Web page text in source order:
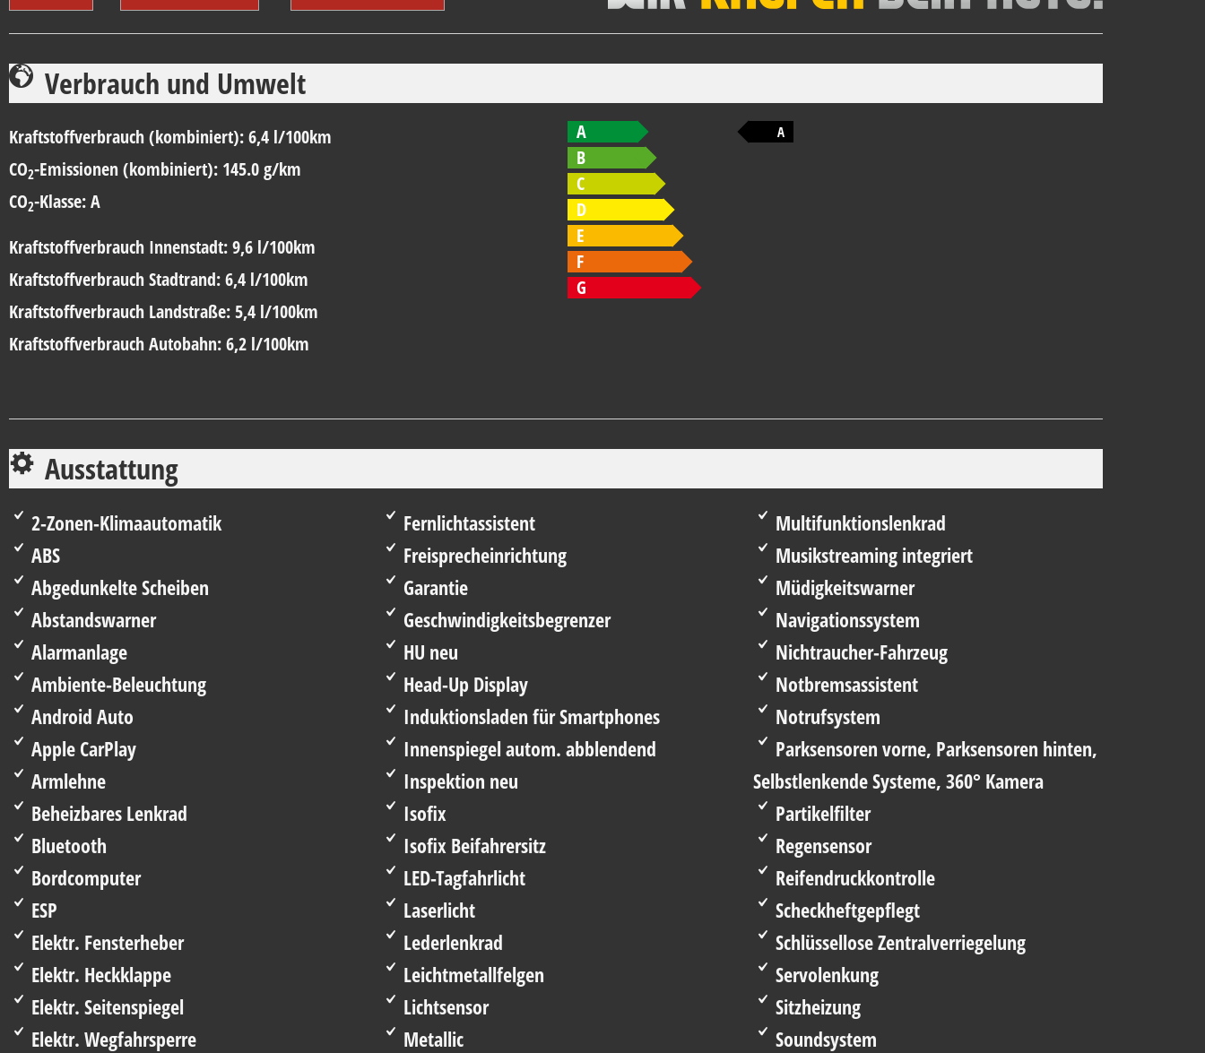
Verbrauch und Umwelt
Kraftstoffverbrauch (kombiniert):6,4 l/100km
CO2-Emissionen (kombiniert): 145.0 g/km
CO2-Klasse:A
Kraftstoffverbrauch Innenstadt:9,6 l/100km
Kraftstoffverbrauch Stadtrand:6,4 l/100km
Kraftstoffverbrauch Landstraße:5,4 l/100km
Kraftstoffverbrauch Autobahn:6,2 l/100km
A A
B
C
D
E
F
G
Ausstattung
2-Zonen-Klimaautomatik
ABS
Abgedunkelte Scheiben
Abstandswarner
Alarmanlage
Ambiente-Beleuchtung
Android Auto
Apple CarPlay
Armlehne
Beheizbares Lenkrad
Bluetooth
Bordcomputer
ESP
Elektr. Fensterheber
Elektr. Heckklappe
Elektr. Seitenspiegel
Elektr. Wegfahrsperre
Fernlichtassistent
Freisprecheinrichtung
Garantie
Geschwindigkeitsbegrenzer
HU neu
Head-Up Display
Induktionsladen für Smartphones
Innenspiegel autom. abblendend
Inspektion neu
Isofix
Isofix Beifahrersitz
LED-Tagfahrlicht
Laserlicht
Lederlenkrad
Leichtmetallfelgen
Lichtsensor
Metallic
Multifunktionslenkrad
Musikstreaming integriert
Müdigkeitswarner
Navigationssystem
Nichtraucher-Fahrzeug
Notbremsassistent
Notrufsystem
Parksensoren vorne, Parksensoren hinten,
Selbstlenkende Systeme, 360° Kamera
Partikelfilter
Regensensor
Reifendruckkontrolle
Scheckheftgepflegt
Schlüssellose Zentralverriegelung
Servolenkung
Sitzheizung
Soundsystem